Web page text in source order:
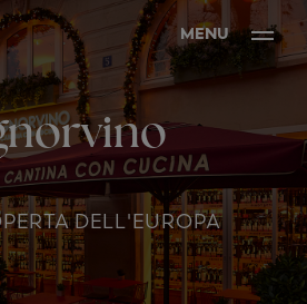
MENU
DELL'EUROPA